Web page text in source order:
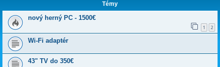
Témy
nový herný PC - 1500€
1 2
Wi-Fi adaptér
43" TV do 350€